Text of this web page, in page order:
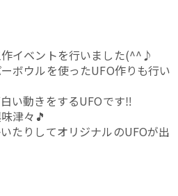
イベントを行いました(^^♪
ボウルを使ったUFO作りも行い
い動きをするUFOです‼
津々🎵
たりしてオリジナルのUFOが出